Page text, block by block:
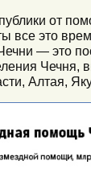
от
все это
— это
Чечня,
Алтая,